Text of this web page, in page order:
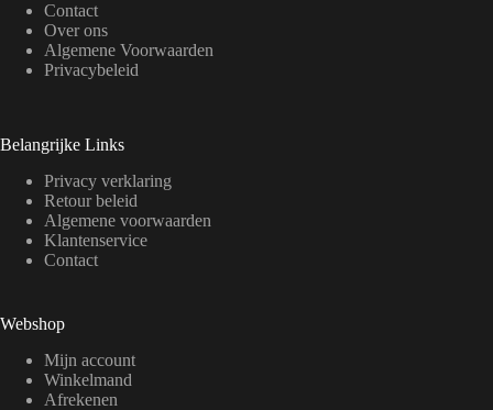
Contact
Over ons
Algemene Voorwaarden
Privacybeleid
Belangrijke Links
Privacy verklaring
Retour beleid
Algemene voorwaarden
Klantenservice
Contact
Webshop
Mijn account
Winkelmand
Afrekenen